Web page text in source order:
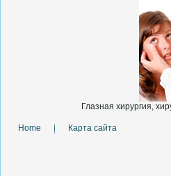
Глазная хирургия,
Home Карта сайта